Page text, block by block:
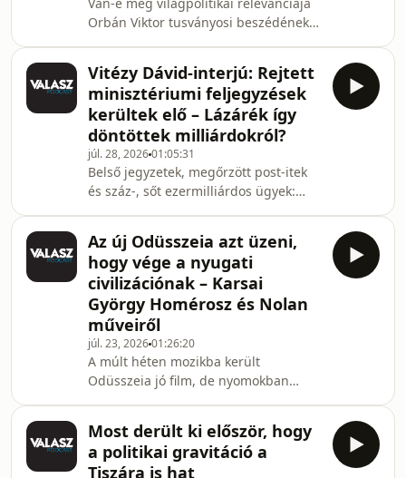
az új választási rendszer,
szavazhassanak-e a 16 évesek, és mi
legyen a győzteskompenzációval, a
kampánypénzekkel és a külho
Orbán Viktor tusványosi beszédének?
Ukrajnának: ha az elnök erős kézzel
kormányoz, vagy ha enged az utca
nyomásának? Lesz-e 1000 forintos
benzinár az iráni háború miatt?
Szerkesztőségi külpolitikai kibeszélőnk
júliusi adásában ezeket beszéli meg
Ablonczy Bálint, Magyari Péter és
Vörös Szabo
Vitézy Dávid-interjú: Rejtett
minisztériumi feljegyzések
kerültek elő – Lázárék így
döntöttek milliárdokról?
júl. 28, 202601:05:31
Belső jegyzetek, megőrzött post-itek
és száz-, sőt ezermilliárdos ügyek:
vizsgálat pedig büntetőeljárással
végződhet. A közlekedési és
beruházási miniszter saját Fidesz-
kormánybeli múltjáról azt mondja:
nem tartozott a bizalmi körhöz, ezért
államtitkárként minden pénzköltéssel
kapcsolatos feladatot elvontak tőle, és
nem kény
Az új Odüsszeia azt üzeni,
hogy vége a nyugati
civilizációnak – Karsai
György Homérosz és Nolan
műveiről
júl. 23, 202601:26:20
A múlt héten mozikba került
Odüsszeia jó film, de nyomokban
podcastunkban Karsai György
klasszika-filológus, színház- és
Most derült ki először, hogy
a politikai gravitáció a
Tiszára is hat